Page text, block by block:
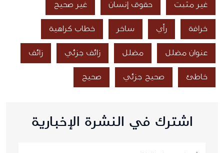
غير مثبت حقوق إنسان غير صحيح
خرافة رأي ساخر خطاب كراهية
عنوان مضلل مضلل زائف جزئي زائف
خاطئ صحيح جزئي صحيح
اشترك في النشرة الإخبارية